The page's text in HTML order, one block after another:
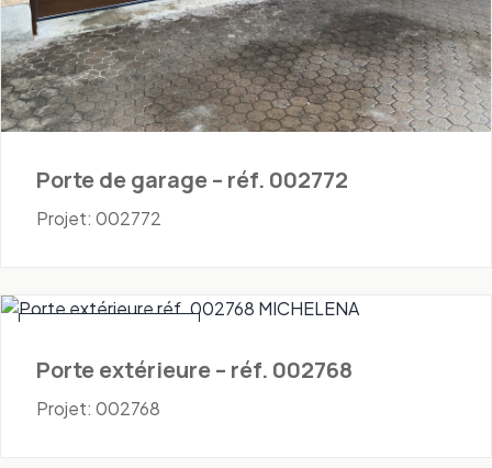
Porte de garage – réf. 002772
Projet: 002772
Porte extérieure – réf. 002768
Projet: 002768